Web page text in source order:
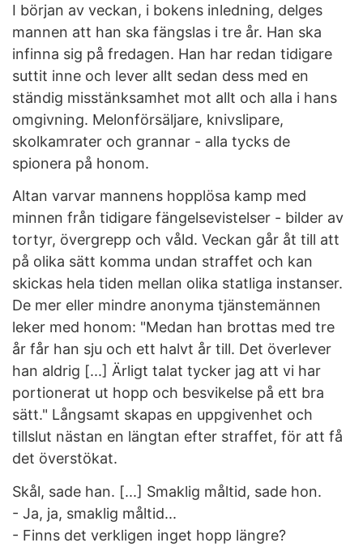
I början av veckan, i bokens inledning, delges
mannen att han ska fängslas i tre år. Han ska
infinna sig på fredagen. Han har redan tidigare
suttit inne och lever allt sedan dess med en
ständig misstänksamhet mot allt och alla i hans
omgivning. Melonförsäljare, knivslipare,
skolkamrater och grannar - alla tycks de
spionera på honom.
Altan varvar mannens hopplösa kamp med
minnen från tidigare fängelsevistelser - bilder av
tortyr, övergrepp och våld. Veckan går åt till att
på olika sätt komma undan straffet och kan
skickas hela tiden mellan olika statliga instanser.
De mer eller mindre anonyma tjänstemännen
leker med honom: "Medan han brottas med tre
år får han sju och ett halvt år till. Det överlever
han aldrig [...] Ärligt talat tycker jag att vi har
portionerat ut hopp och besvikelse på ett bra
sätt." Långsamt skapas en uppgivenhet och
tillslut nästan en längtan efter straffet, för att få
det överstökat.
Skål, sade han. [...] Smaklig måltid, sade hon.
- Ja, ja, smaklig måltid...
- Finns det verkligen inget hopp längre?